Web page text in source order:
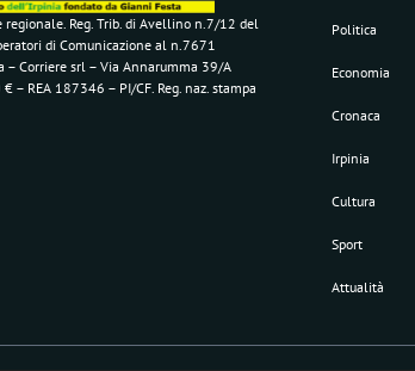
Reg. Trib. di Avellino n.7/12 del
di Comunicazione al n.7671
– Corriere srl – Via Annarumma 39/A
– REA 187346 – PI/CF. Reg. naz. stampa
Politica
Economia
Cronaca
Irpinia
Cultura
Sport
Attualità